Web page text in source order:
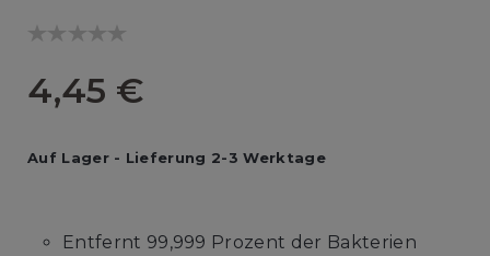
4,45 €
Auf Lager- Lieferung 2-3 Werktage
Entfernt 99,999 Prozent der Bakterien